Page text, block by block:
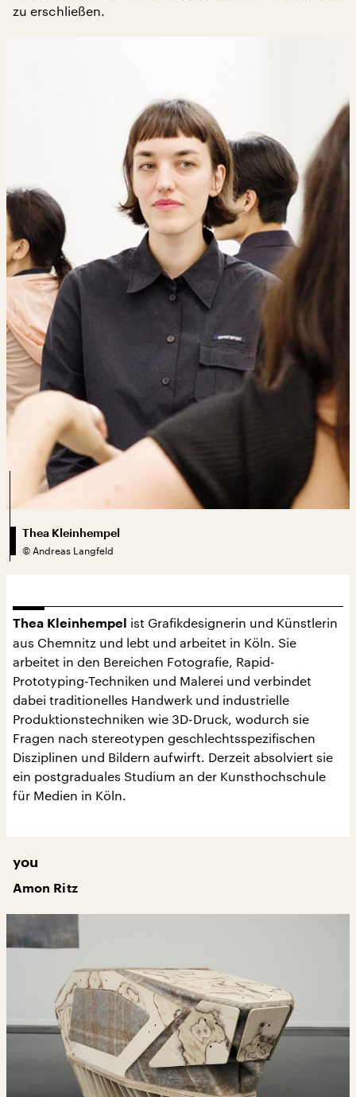
zu erschließen.
Thea Kleinhempel
© Andreas Langfeld
Thea Kleinhempel
ist Grafikdesignerin und Künstlerin
aus Chemnitz und lebt und arbeitet in Köln. Sie
arbeitet in den Bereichen Fotografie, Rapid-
Prototyping-Techniken und Malerei und verbindet
dabei traditionelles Handwerk und industrielle
Produktionstechniken wie 3D-Druck, wodurch sie
Fragen nach stereotypen geschlechtsspezifischen
Disziplinen und Bildern aufwirft. Derzeit absolviert sie
ein postgraduales Studium an der Kunsthochschule
für Medien in Köln.
you
Amon Ritz